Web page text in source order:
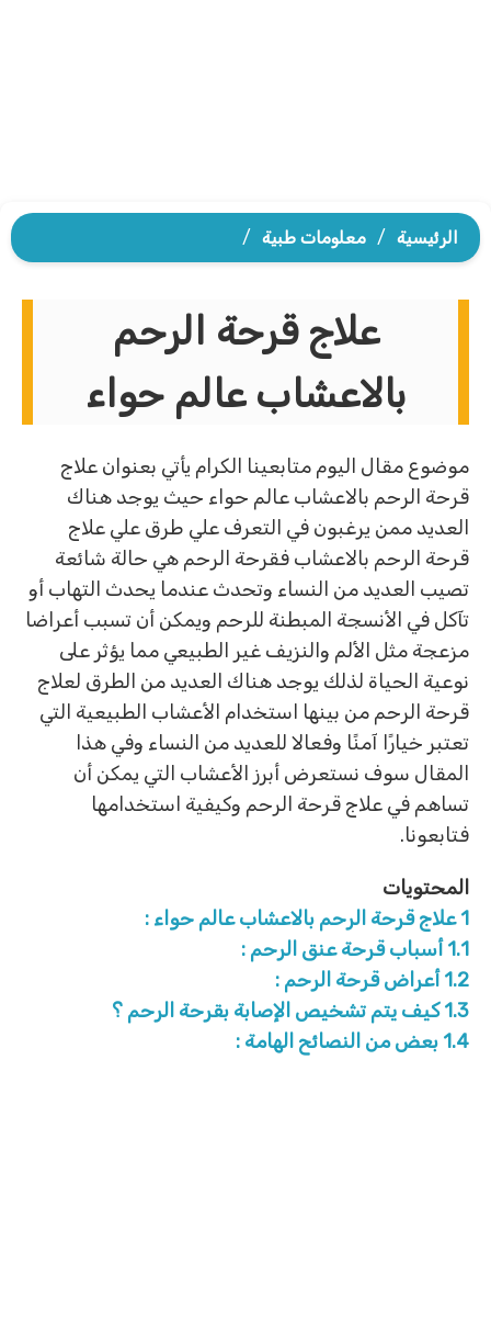
الرئيسية / معلومات طبية /
علاج قرحة الرحم
بالاعشاب عالم حواء
موضوع مقال اليوم متابعينا الكرام يأتي بعنوان علاج
قرحة الرحم بالاعشاب عالم حواء حيث يوجد هناك
العديد ممن يرغبون في التعرف علي طرق علي علاج
قرحة الرحم بالاعشاب فقرحة الرحم هي حالة شائعة
تصيب العديد من النساء وتحدث عندما يحدث التهاب أو
تآكل في الأنسجة المبطنة للرحم ويمكن أن تسبب أعراضا
مزعجة مثل الألم والنزيف غير الطبيعي مما يؤثر على
نوعية الحياة لذلك يوجد هناك العديد من الطرق لعلاج
قرحة الرحم من بينها استخدام الأعشاب الطبيعية التي
تعتبر خيارًا آمنًا وفعالا للعديد من النساء وفي هذا
المقال سوف نستعرض أبرز الأعشاب التي يمكن أن
تساهم في علاج قرحة الرحم وكيفية استخدامها
فتابعونا.
المحتويات
1 علاج قرحة الرحم بالاعشاب عالم حواء :
1.1 أسباب قرحة عنق الرحم :
1.2 أعراض قرحة الرحم :
1.3 كيف يتم تشخيص الإصابة بقرحة الرحم ؟
1.4 بعض من النصائح الهامة :